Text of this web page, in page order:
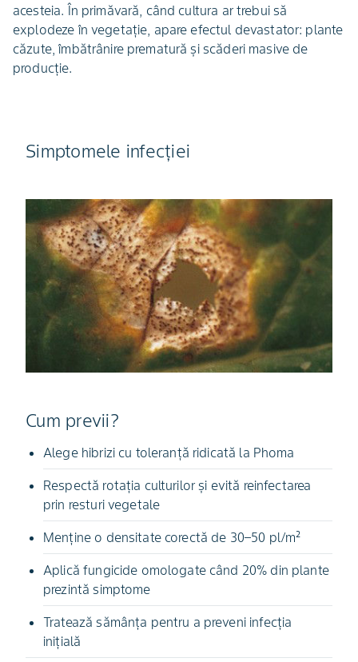
acesteia. În primăvară, când cultura ar trebui să
explodeze în vegetație, apare efectul devastator: plante
căzute, îmbătrânire prematură și scăderi masive de
producție.
Simptomele infecției
Cum previi?
Alege hibrizi cu toleranță ridicată la Phoma
Respectă rotația culturilor și evită reinfectarea
prin resturi vegetale
Menține o densitate corectă de 30–50 pl/m²
Aplică fungicide omologate când 20% din plante
prezintă simptome
Tratează sămânța pentru a preveni infecția
inițială